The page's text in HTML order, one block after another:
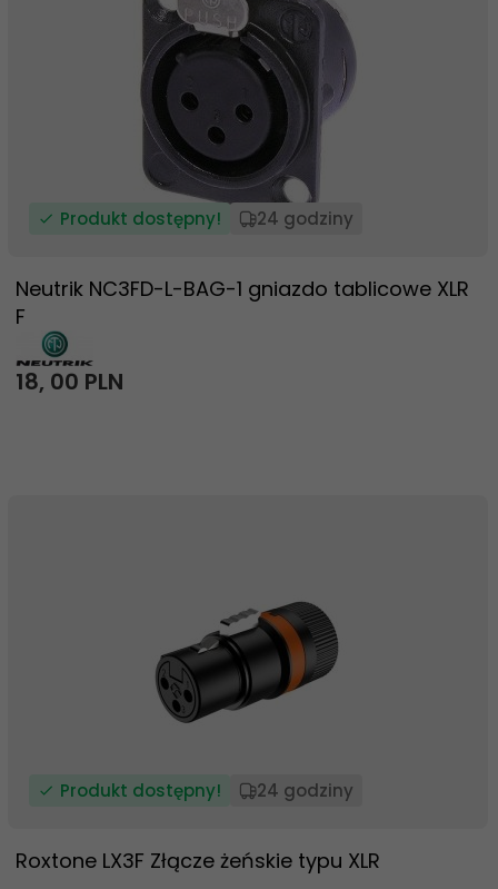
Produkt dostępny! 24 godziny
Neutrik NC3FD-L-BAG-1 gniazdo tablicowe XLR
F
18, 00 PLN
Produkt dostępny! 24 godziny
Roxtone LX3F Złącze żeńskie typu XLR